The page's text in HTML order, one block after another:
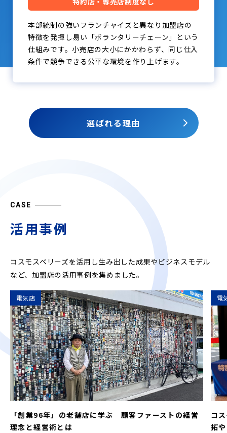
本部統制の強いフランチャイズと異なり加盟店の
特徴を発揮し易い「ボランタリーチェーン」という
仕組みです。小売店の大小にかかわらず、同じ仕入
条件で競争できる公平な環境を作り上げます。
選ばれる理由
CASE
活用事例
コスモスベリーズを活用し生み出した成果やビジネスモデル
など、 加盟店の活用事例を集めました。
電気店
「創業96年」の老舗店に学ぶ 顧客ファーストの経営
理念と経営術とは
電
コ
拓